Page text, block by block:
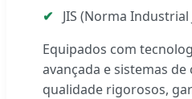
JIS (Norma Industrial
Equipados com
avançada e sistemas
qualidade rigorosos,